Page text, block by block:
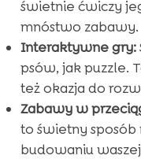
świetnie ćwiczy
mnóstwo zabawy.
Interaktywne gry:
psów, jak puzzle.
też okazja do
Zabawy w
to świetny sposób
budowaniu